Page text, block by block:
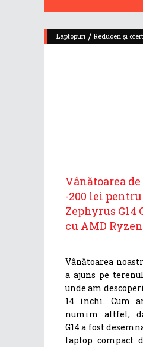
Laptopuri / Reduceri și
Vânătoarea
-200 lei pentru
Zephyrus G14
cu AMD
Vânătoarea
a ajuns pe
unde am
14 inchi. Cum
numim altfel,
G14 a fost
laptop compact